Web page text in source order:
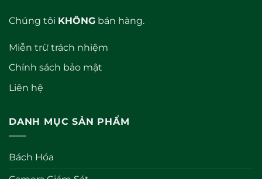
Chúng tôi KHÔNG bán hàng.
Miễn trừ trách nhiệm
Chính sách bảo mật
Liên hệ
DANH MỤC SẢN PHẨM
Bách Hóa